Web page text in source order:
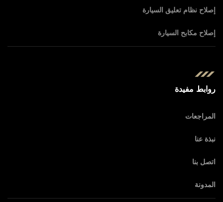
إصلاح نظام تعليق السيارة
إصلاح مكابح السيارة
روابط مفيدة
المراجعات
نبذة عنا
اتصل بنا
المدونة